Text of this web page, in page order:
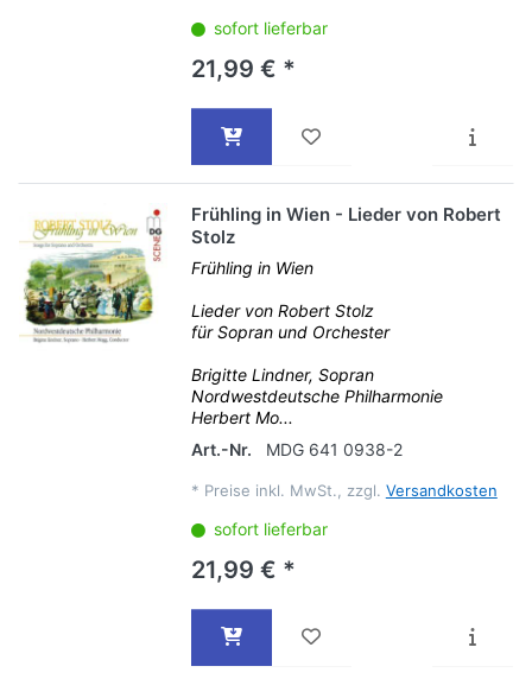
sofort lieferbar
21,99 € *
Frühling in Wien - Lieder von Robert
Stolz
Frühling in Wien
Lieder von Robert Stolz
für Sopran und Orchester
Brigitte Lindner, Sopran
Nordwestdeutsche Philharmonie
Herbert Mo...
Art.-Nr.
MDG 641 0938-2
* Preise inkl. MwSt., zzgl. Versandkosten
sofort lieferbar
21,99 € *